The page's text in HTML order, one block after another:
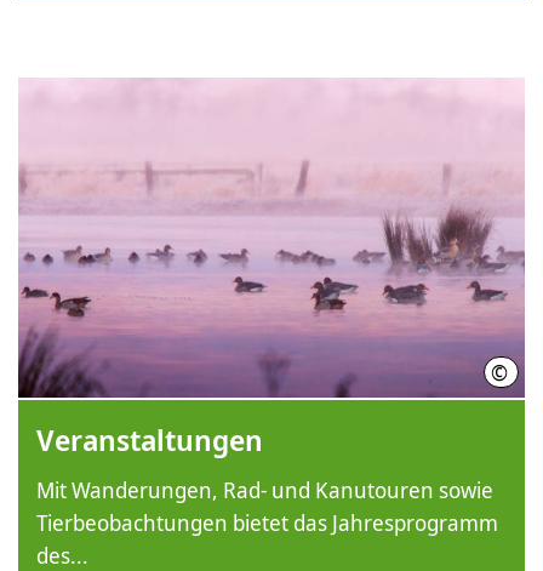
©
Veranstaltungen
Mit Wanderungen, Rad- und Kanutouren sowie
Tierbeobachtungen bietet das Jahresprogramm
des...